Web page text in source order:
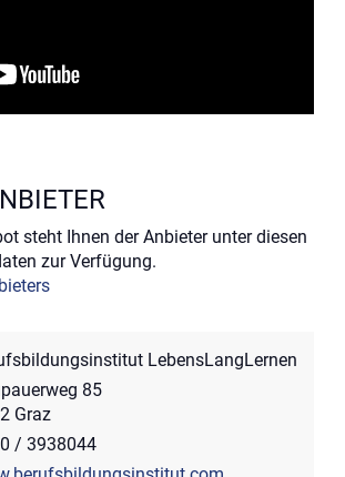
steht Ihnen der Anbieter unter diesen
zur Verfügung.
LebensLangLernen
85
Graz
/ 3938044